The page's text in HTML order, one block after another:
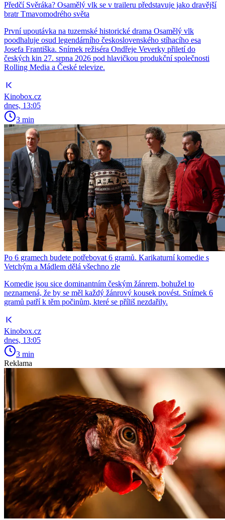
Předčí Svěráka? Osamělý vlk se v traileru představuje jako dravější
bratr Tmavomodrého světa
První upoutávka na tuzemské historické drama Osamělý vlk
poodhaluje osud legendárního československého stíhacího esa
Josefa Františka. Snímek režiséra Ondřeje Veverky přiletí do
českých kin 27. srpna 2026 pod hlavičkou produkční společnosti
Rolling Media a České televize.
Kinobox.cz
dnes, 13:05
3 min
Po 6 gramech budete potřebovat 6 gramů. Karikaturní komedie s
Vetchým a Mádlem dělá všechno zle
Komedie jsou sice dominantním českým žánrem, bohužel to
neznamená, že by se měl každý žánrový kousek povést. Snímek 6
gramů patří k těm počinům, které se příliš nezdařily.
Kinobox.cz
dnes, 13:05
3 min
Reklama